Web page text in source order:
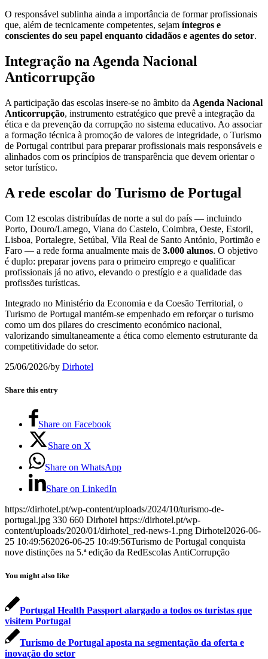
O responsável sublinha ainda a importância de formar profissionais
que, além de tecnicamente competentes, sejam íntegros e
conscientes do seu papel enquanto cidadãos e agentes do setor.
Integração na Agenda Nacional
Anticorrupção
A participação das escolas insere‑se no âmbito da Agenda Nacional
Anticorrupção, instrumento estratégico que prevê a integração da
ética e da prevenção da corrupção no sistema educativo. Ao associar
a formação técnica à promoção de valores de integridade, o Turismo
de Portugal contribui para preparar profissionais mais responsáveis e
alinhados com os princípios de transparência que devem orientar o
setor turístico.
A rede escolar do Turismo de Portugal
Com 12 escolas distribuídas de norte a sul do país — incluindo
Porto, Douro/Lamego, Viana do Castelo, Coimbra, Oeste, Estoril,
Lisboa, Portalegre, Setúbal, Vila Real de Santo António, Portimão e
Faro — a rede forma anualmente mais de 3.000 alunos. O objetivo
é duplo: preparar jovens para o primeiro emprego e qualificar
profissionais já no ativo, elevando o prestígio e a qualidade das
profissões turísticas.
Integrado no Ministério da Economia e da Coesão Territorial, o
Turismo de Portugal mantém-se empenhado em reforçar o turismo
como um dos pilares do crescimento económico nacional,
valorizando simultaneamente a ética como elemento estruturante da
competitividade do setor.
25/06/2026/by Dirhotel
Share this entry
Share on Facebook
Share on X
Share on WhatsApp
Share on LinkedIn
https://dirhotel.pt/wp-content/uploads/2024/10/turismo-de-
portugal.jpg 330 660 Dirhotel https://dirhotel.pt/wp-
content/uploads/2020/01/dirhotel_red-news-1.png Dirhotel2026-06-
25 10:49:562026-06-25 10:49:56Turismo de Portugal conquista
nove distinções na 5.ª edição da RedEscolas AntiCorrupção
You might also like
Portugal Health Passport alargado a todos os turistas que
visitem Portugal
Turismo de Portugal aposta na segmentação da oferta e
inovação do setor